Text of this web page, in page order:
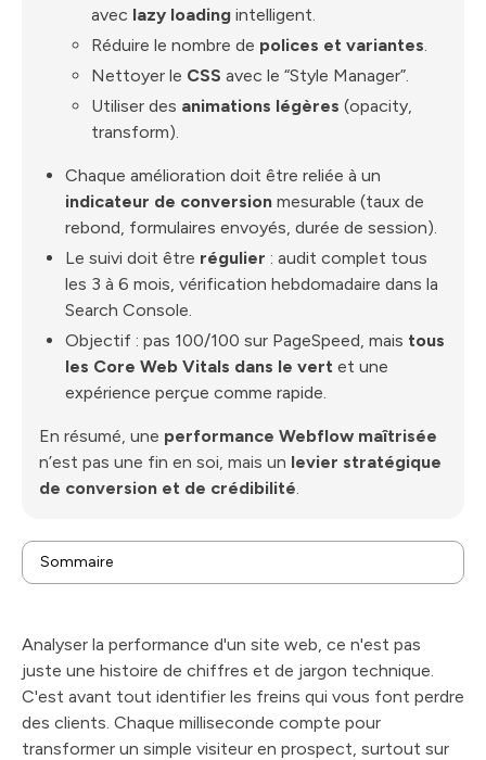
avec lazy loading intelligent.
Réduire le nombre de polices et variantes.
Nettoyer le CSS avec le “Style Manager”.
Utiliser des animations légères (opacity,
transform).
Chaque amélioration doit être reliée à un
indicateur de conversion mesurable (taux de
rebond, formulaires envoyés, durée de session).
Le suivi doit être régulier : audit complet tous
les 3 à 6 mois, vérification hebdomadaire dans la
Search Console.
Objectif : pas 100/100 sur PageSpeed, mais tous
les Core Web Vitals dans le vert et une
expérience perçue comme rapide.
En résumé, une performance Webflow maîtrisée
n’est pas une fin en soi, mais un levier stratégique
de conversion et de crédibilité.
Sommaire
décisive
Décrypter les métriques de performance qui
comptent vraiment
Maîtriser les outils essentiels pour votre analyse
Optimisations concrètes pour un site Webflow plus
rapide
Mesurer le retour sur investissement de vos
optimisations
Analyser la performance d'un site web, ce n'est pas
juste une histoire de chiffres et de jargon technique.
C'est avant tout identifier les freins qui vous font perdre
des clients. Chaque milliseconde compte pour
transformer un simple visiteur en prospect, surtout sur